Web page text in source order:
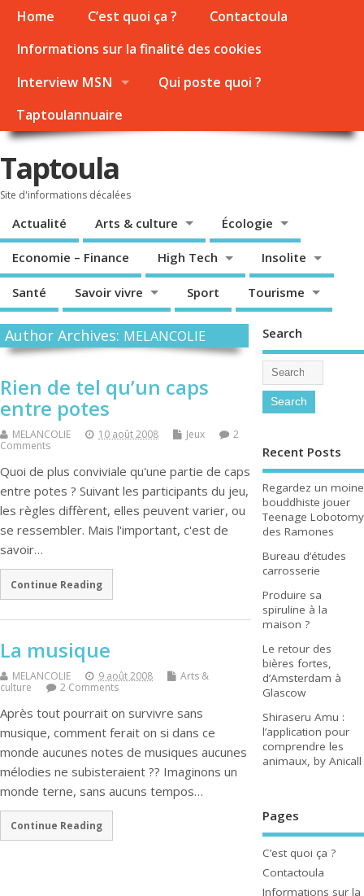
Home C’est quoi ça ?
Contactoula
Informations sur la finalité des cookies
Interview MSN
Qui poste quoi ?
Taptoulannuaire
Taptoula
Site d'informations décalées
Actualité Arts & culture Écologie
Economie – Finance High Tech Insolite
Santé Savoir vivre Sport Tourisme
Author Archives: MELANCOLIE
Rien de tel qu’un caps
entre potes
MELANCOLIE 10 août 2008 Jeux
2
Comments
Quoi de plus conviviale qu'une partie de caps
entre potes ? Suivant les participants du jeu,
les règles diffèrent, elles peuvent varier, ou
se ressembler. Mais l'important, c'est de
savoir…
Continue Reading
La musique
MELANCOLIE 9 août 2008
Arts &
culture
2 Comments
Après tout pourrait on survivre sans
musique, comment ferait on si dans ce
monde aucunes notes de musiques aucunes
mélodies ne subisteraient ?? Imaginons un
monde terne, sans aucuns tempos…
Continue Reading
Search
Recent Posts
Regardez un moine
bouddhiste jouer
Teenage Lobotomy
des Ramones
Bureau d’études
carrosserie
Produire sa
spiruline à la
maison ?
Le retour des
bières fortes,
d’Amsterdam à
Glascow
Shiraseru Amu :
l’application pour
comprendre les
animaux, by Anicall
Pages
C’est quoi ça ?
Contactoula
Informations sur la